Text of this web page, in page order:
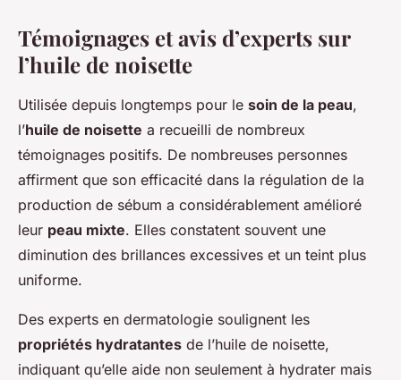
Témoignages et avis d’experts sur
l’huile de noisette
Utilisée depuis longtemps pour le soin de la peau,
l’huile de noisette a recueilli de nombreux
témoignages positifs. De nombreuses personnes
affirment que son efficacité dans la régulation de la
production de sébum a considérablement amélioré
leur peau mixte. Elles constatent souvent une
diminution des brillances excessives et un teint plus
uniforme.
Des experts en dermatologie soulignent les
propriétés hydratantes de l’huile de noisette,
indiquant qu’elle aide non seulement à hydrater mais